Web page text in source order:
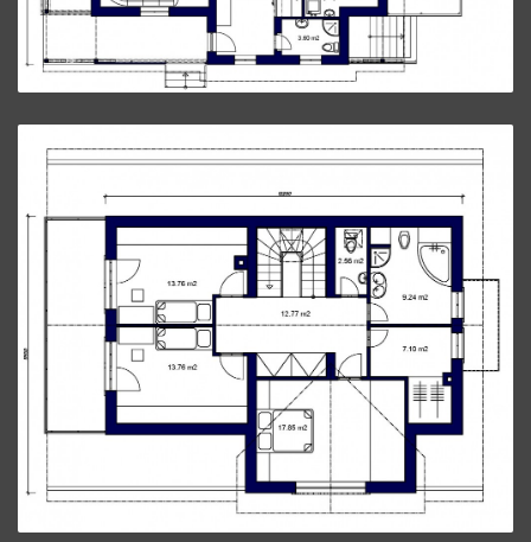
Poschodový Dom P41.
ZVÄČŠIŤ